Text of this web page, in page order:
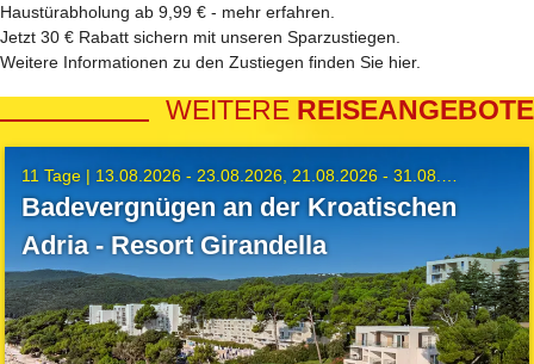
Haustürabholung ab 9,99 € - mehr erfahren
Jetzt 30 € Rabatt sichern mit unseren Sparzustiegen
Weitere Informationen zu den Zustiegen finden Sie hier.
WEITERE REISEANGEBOTE
11 Tage | 13.08.2026 - 23.08.2026 21.08.2026 - 31.08.2026
Badevergnügen an der Kroatischen
Adria - Resort Girandella